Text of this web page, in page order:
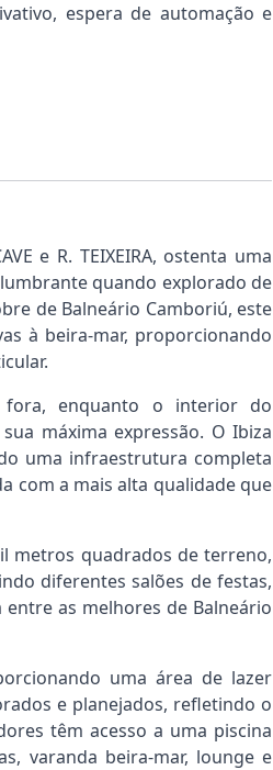
espera de automação e
e R. TEIXEIRA, ostenta uma
quando explorado de
de Balneário Camboriú, este
à beira-mar, proporcionando
enquanto o interior do
máxima expressão. O Ibiza
uma infraestrutura completa
com a mais alta qualidade que
metros quadrados de terreno,
diferentes salões de festas,
as melhores de Balneário
uma área de lazer
e planejados, refletindo o
têm acesso a uma piscina
varanda beira-mar, lounge e